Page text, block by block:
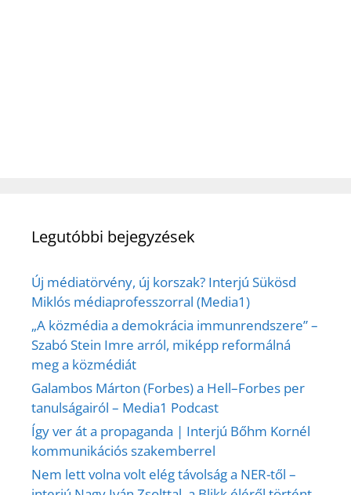
Legutóbbi bejegyzések
Új médiatörvény, új korszak? Interjú Sükösd
Miklós médiaprofesszorral (Media1)
„A közmédia a demokrácia immunrendszere” –
Szabó Stein Imre arról, miképp reformálná
meg a közmédiát
Galambos Márton (Forbes) a Hell–Forbes per
tanulságairól – Media1 Podcast
Így ver át a propaganda | Interjú Bőhm Kornél
kommunikációs szakemberrel
Nem lett volna volt elég távolság a NER-től –